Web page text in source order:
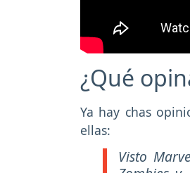
¿Qué
Ya hay chas
ellas:
Visto